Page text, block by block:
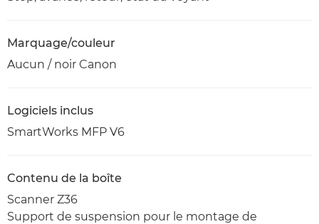
Marquage/couleur
Aucun / noir Canon
Logiciels inclus
SmartWorks MFP V6
Contenu de la boîte
Scanner Z36
Support de suspension pour le montage de